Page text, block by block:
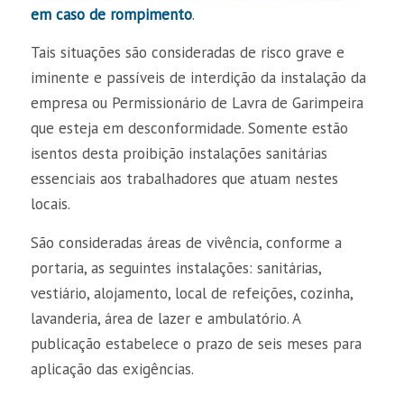
em caso de rompimento.
Tais situações são consideradas de risco grave e
iminente e passíveis de interdição da instalação da
empresa ou Permissionário de Lavra de Garimpeira
que esteja em desconformidade. Somente estão
isentos desta proibição instalações sanitárias
essenciais aos trabalhadores que atuam nestes
locais.
São consideradas áreas de vivência, conforme a
portaria, as seguintes instalações: sanitárias,
vestiário, alojamento, local de refeições, cozinha,
lavanderia, área de lazer e ambulatório. A
publicação estabelece o prazo de seis meses para
aplicação das exigências.